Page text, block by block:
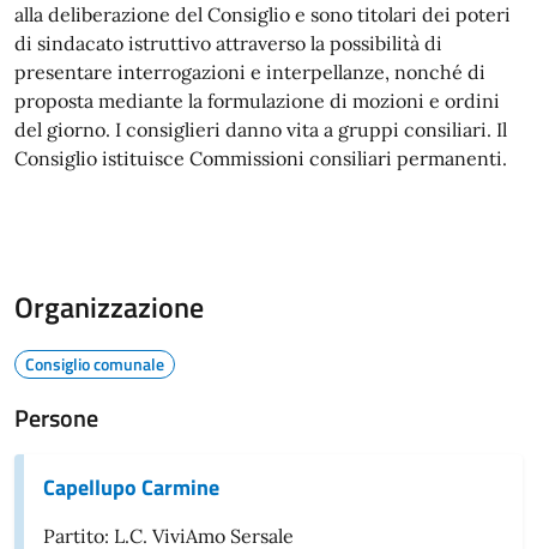
alla deliberazione del Consiglio e sono titolari dei poteri
di sindacato istruttivo attraverso la possibilità di
presentare interrogazioni e interpellanze, nonché di
proposta mediante la formulazione di mozioni e ordini
del giorno. I consiglieri danno vita a gruppi consiliari. Il
Consiglio istituisce Commissioni consiliari permanenti.
Organizzazione
Consiglio comunale
Persone
Capellupo Carmine
Partito: L.C. ViviAmo Sersale